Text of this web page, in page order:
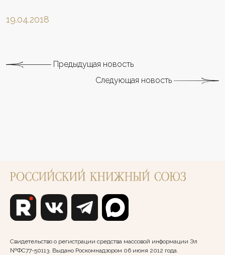
19.04.2018
Предыдущая новость
Следующая новость
Свидетельство о регистрации средства массовой информации Эл
№ФС77-50113. Выдано Роскомнадзором 06 июня 2012 года.